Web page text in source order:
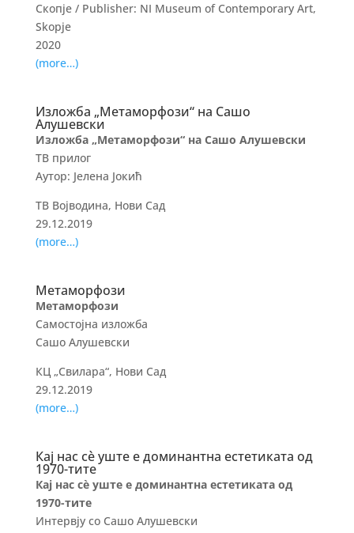
Скопје / Publisher: NI Museum of Contemporary Art,
Skopje
2020
(more…)
Изложба „Метаморфози“ на Сашо
Алушевски
Изложба „Метаморфози“ на Сашо Алушевски
ТВ прилог
Аутор: Јелена Јокић
ТВ Војводина, Нови Сад
29.12.2019
(more…)
Метаморфози
Метаморфози
Самостојна изложба
Сашо Алушевски
КЦ „Свилара“, Нови Сад
29.12.2019
(more…)
Кај нас сѐ уште е доминантна естетиката од
1970-тите
Кај нас сѐ уште е доминантна естетиката од
1970-тите
Интервју со Сашо Алушевски